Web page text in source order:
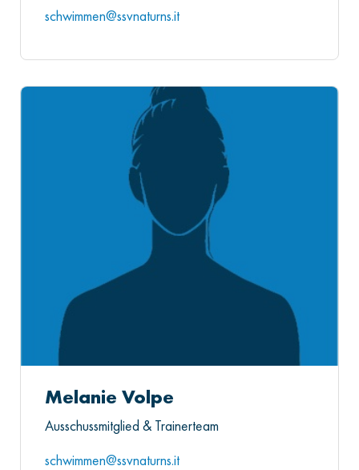
schwimmen@ssvnaturns.it
Melanie Volpe
Ausschussmitglied & Trainerteam
schwimmen@ssvnaturns.it